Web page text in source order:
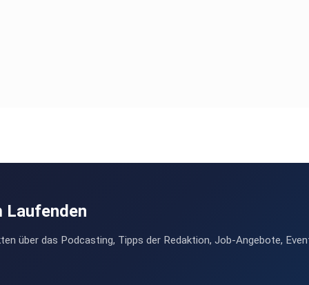
Laufenden
über das Podcasting, Tipps der Redaktion, Job-Angebote,